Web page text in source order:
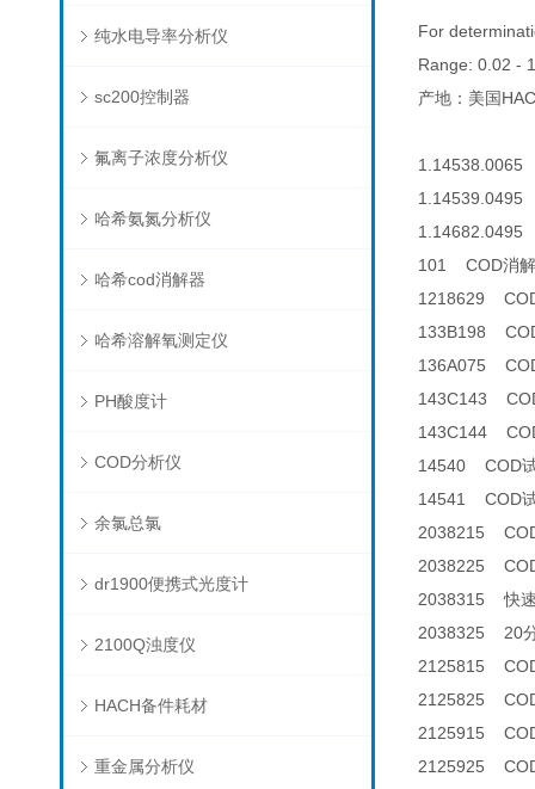
纯水电导率分析仪
sc200控制器
氟离子浓度分析仪
哈希氨氮分析仪
哈希cod消解器
哈希溶解氧测定仪
PH酸度计
COD分析仪
余氯总氯
dr1900便携式光度计
2100Q浊度仪
HACH备件耗材
重金属分析仪
For
Range: 0.02 -
产地：美国
1.14539.0495
1.14682.0495
101 COD消
1218629
133B198
136A075
143C143
143C144
14540 COD
14541 COD
2038215
2038225
2038315 快
2038325 20
2125815
2125825
2125915
2125925